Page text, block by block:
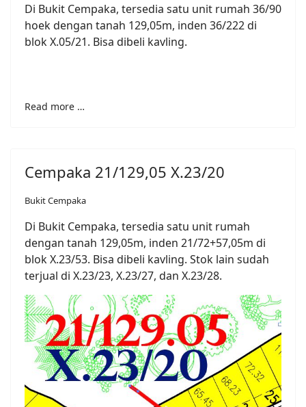
Di Bukit Cempaka, tersedia satu unit rumah 36/90
hoek dengan tanah 129,05m, inden 36/222 di
blok X.05/21. Bisa dibeli kavling.
Read more …
Cempaka 21/129,05 X.23/20
Bukit Cempaka
Di Bukit Cempaka, tersedia satu unit rumah
dengan tanah 129,05m, inden 21/72+57,05m di
blok X.23/53. Bisa dibeli kavling. Stok lain sudah
terjual di X.23/23, X.23/27, dan X.23/28.